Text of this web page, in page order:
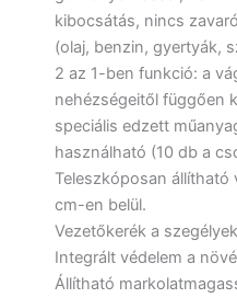
kibocsátás, nincs
(olaj, benzin, gyertyák,
2 az 1-ben funkció: a
nehézségeitől függően
speciális edzett
használható (10 db a
Teleszkóposan
cm-en belül.
Vezetőkerék a
Integrált védelem a
Állítható